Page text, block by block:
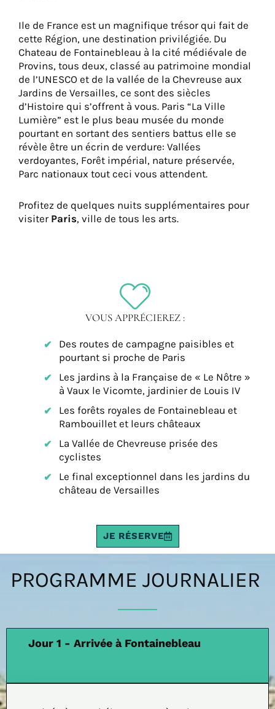
Ile de France est un magnifique trésor qui fait de
cette Région, une destination privilégiée. Du
Chateau de Fontainebleau à la cité médiévale de
Provins, tous deux, classé au patrimoine mondial
de l’UNESCO et de la vallée de la Chevreuse aux
Jardins de Versailles, ce sont des siècles
d’Histoire qui s’offrent à vous. Paris “La Ville
Lumière” est le plus beau musée du monde
pourtant en sortant des sentiers battus elle se
révèle être un écrin de verdure: Vallées
verdoyantes, Forêt impérial, nature préservée,
Parc nationaux tout ceci vous attendent.
Profitez de quelques nuits supplémentaires pour
visiter Paris, ville de tous les arts.
VOUS APPRÉCIEREZ :
Des routes de campagne paisibles et
pourtant si proche de Paris
Les jardins à la Française de « Le Nôtre »
à Vaux le Vicomte, jardinier de Louis IV
Les forêts royales de Fontainebleau et
Rambouillet et leurs châteaux
La Vallée de Chevreuse prisée des
cyclistes
Le final exceptionnel dans les jardins du
château de Versailles
JE RÉSERVE
PROGRAMME JOURNALIER
Jour 1 - Arrivée à Fontainebleau